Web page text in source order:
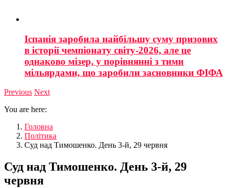
Іспанія заробила найбільшу суму призових
в історії чемпіонату світу-2026, але це
однаково мізер, у порівнянні з тими
мільярдами, що заробили засновники ФІФА
Previous Next
You are here:
Головна
Політика
Суд над Тимошенко. День 3-й, 29 червня
Суд над Тимошенко. День 3-й, 29
червня